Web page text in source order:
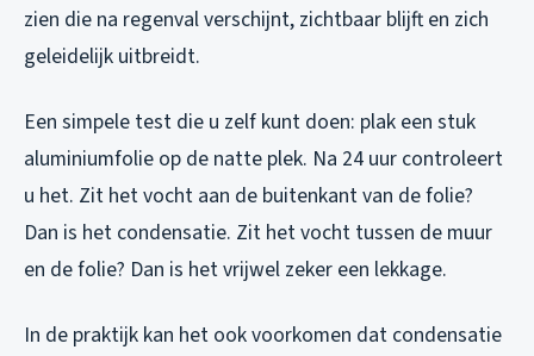
zien die na regenval verschijnt, zichtbaar blijft en zich
geleidelijk uitbreidt.
Een simpele test die u zelf kunt doen: plak een stuk
aluminiumfolie op de natte plek. Na 24 uur controleert
u het. Zit het vocht aan de buitenkant van de folie?
Dan is het condensatie. Zit het vocht tussen de muur
en de folie? Dan is het vrijwel zeker een lekkage.
In de praktijk kan het ook voorkomen dat condensatie